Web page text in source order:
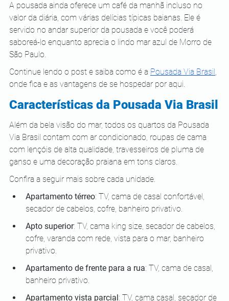
A pousada ainda oferece um café da manhã incluso no
valor da diária, com várias delícias típicas baianas. Ele é
servido no andar superior da pousada e você poderá
saboreá-lo enquanto aprecia o lindo mar azul de Morro de
São Paulo.
Continue lendo o post e saiba como é a Pousada Via Brasil,
onde fica e as vantagens de se hospedar por aqui.
Características da Pousada Via Brasil
Além da bela visão do mar, todos os quartos da Pousada
Via Brasil contam com ar condicionado, roupas de cama
com lençóis de alta qualidade, travesseiros de pluma de
ganso e uma decoração praiana em tons claros.
Confira a seguir mais sobre cada unidade.
Apartamento térreo: TV, cama de casal confortável,
secador de cabelos, cofre, banheiro privativo.
Apto superior: TV, cama king size, secador de cabelos,
cofre, varanda com rede, vista para o mar, banheiro
privativo.
Apartamento de frente para a rua: TV, cama de casal,
banheiro privativo.
Apartamento vista parcial: TV, cama casal, secador de